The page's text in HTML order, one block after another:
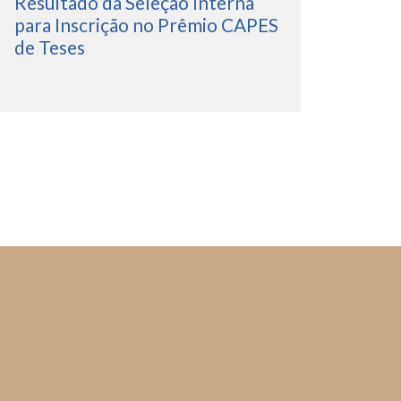
para Inscrição no Prêmio CAPES
de Teses